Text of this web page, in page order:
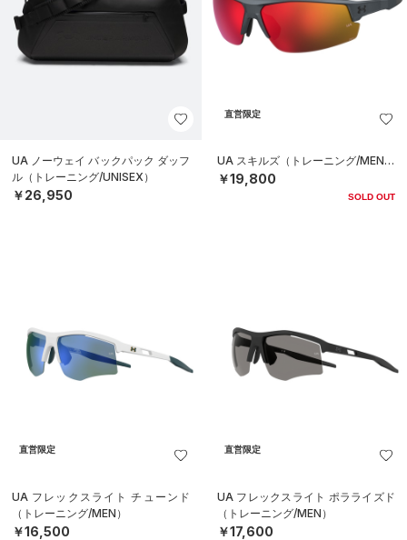
UA ノーウェイ バックパック ダッフ
ル（トレーニング/UNISEX）
￥26,950
直営限定
UA スキルズ（トレーニング/MEN）
￥19,800
SOLD OUT
直営限定
UA フレックスライト チューンド
（トレーニング/MEN）
￥16,500
直営限定
UA フレックスライト ポラライズド
（トレーニング/MEN）
￥17,600